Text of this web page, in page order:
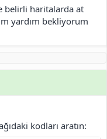
belirli haritalarda at
yardım bekliyorum
kodları aratın: